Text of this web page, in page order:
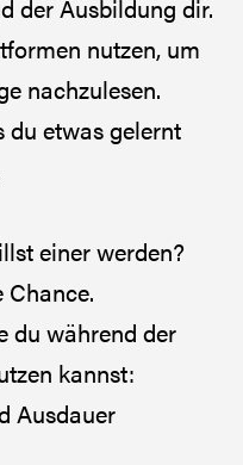
der Ausbildung dir.
nutzen, um
nachzulesen.
du etwas gelernt
einer werden?
du während der
kannst:
Ausdauer